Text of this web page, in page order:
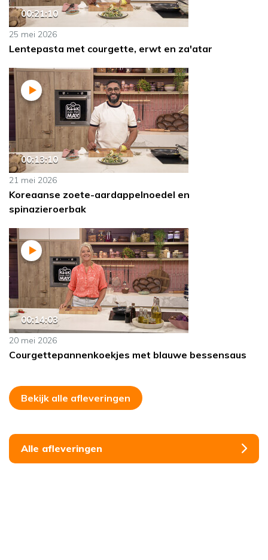
00:21:10
25 mei 2026
Lentepasta met courgette, erwt en za'atar
00:13:10
21 mei 2026
Koreaanse zoete-aardappelnoedel en
spinazieroerbak
00:14:03
20 mei 2026
Courgettepannenkoekjes met blauwe bessensaus
Bekijk alle afleveringen
Alle afleveringen